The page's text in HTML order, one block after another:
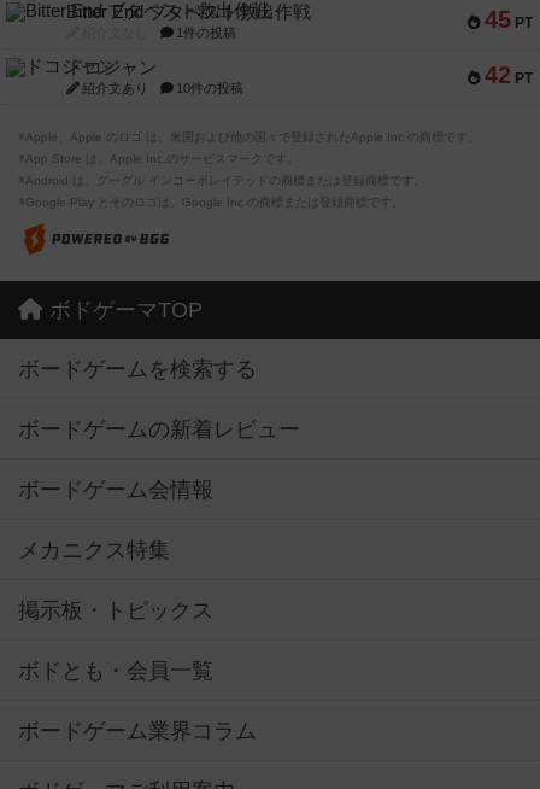
45 PT
Bitter End ブタペスト救出作戦
1件の投稿
42 PT
ドコジャン
紹介文あり 10件の投稿
※Apple、Apple のロゴ は、米国および他の国々で登録されたApple Inc.の商標です。
※App Store は、Apple Inc.のサービスマークです。
※Android は、グーグル インコーポレイテッドの商標または登録商標です。
※Google Play とそのロゴは、Google Inc.の商標または登録商標です。
ボドゲーマTOP
ボードゲームを検索する
ボードゲームの新着レビュー
ボードゲーム会情報
メカニクス特集
掲示板・トピックス
ボドとも・会員一覧
ボードゲーム業界コラム